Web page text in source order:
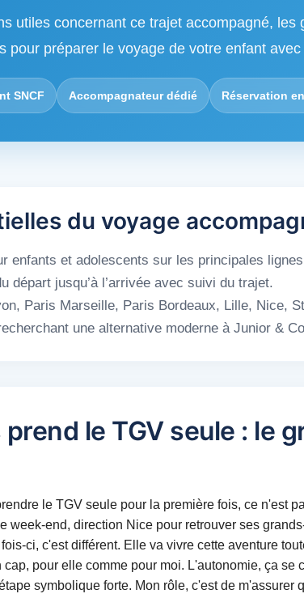
utiles concernant ce trajet accompagné,
pour préparer le voyage de votre enfant avec
SNCF Accompagnateur dédié Réservation
du voyage
enfants et adolescents sur les principales
départ jusqu’à l’arrivée avec suivi du trajet.
Paris Marseille, Paris Bordeaux, Lille, Nice,
une alternative moderne à Junior &
le TGV seule : le
le TGV seule pour la première fois, ce n'est
week-end, direction Nice pour retrouver ses
ci, c'est différent. Elle va vivre cette aventure
pour elle comme pour moi. L'autonomie, ça se
symbolique forte. Mon rôle, c'est de m'assurer